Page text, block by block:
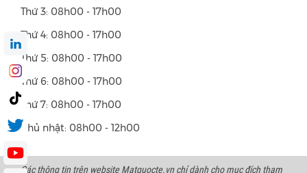
Thứ 3: 08h00 - 17h00
Thứ 4: 08h00 - 17h00
Thứ 5: 08h00 - 17h00
Thứ 6: 08h00 - 17h00
Thứ 7: 08h00 - 17h00
Chủ nhật: 08h00 - 12h00
Các thông tin trên website Matquocte.vn chỉ dành cho mục đích tham